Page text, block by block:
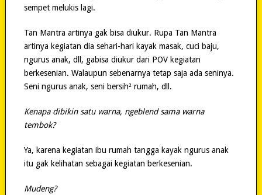
sempet melukis lagi.
Tan Mantra artinya gak bisa diukur. Rupa Tan Mantra
artinya kegiatan dia sehari-hari kayak masak, cuci baju,
ngurus anak, dll, gabisa diukur dari POV kegiatan
berkesenian. Walaupun sebenarnya tetap saja ada seninya.
Seni ngurus anak, seni bersih² rumah, dll.
Kenapa dibikin satu warna, ngeblend sama warna
tembok?
Ya, karena kegiatan ibu rumah tangga kayak ngurus anak
itu gak kelihatan sebagai kegiatan berkesenian.
Mudeng?